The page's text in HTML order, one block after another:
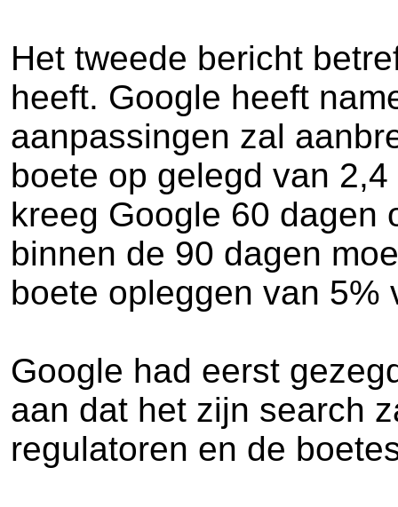
Het tweede bericht
heeft. Google heeft
aanpassingen zal
boete op gelegd van
kreeg Google 60 dagen
binnen de 90 dagen
boete opleggen van 5%
Google had eerst
aan dat het zijn search
regulatoren en de